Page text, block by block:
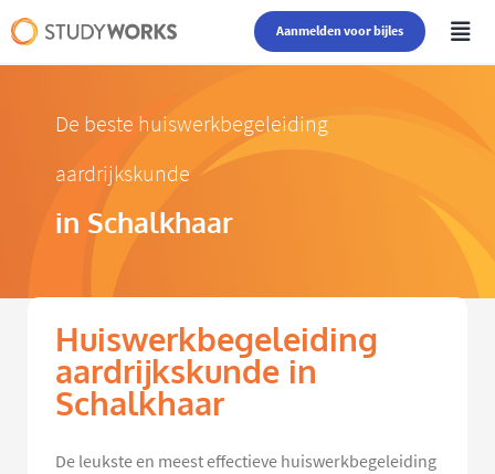
Aanmelden voor bijles
De beste huiswerkbegeleiding
aardrijkskunde
in Schalkhaar
Huiswerkbegeleiding
aardrijkskunde in
Schalkhaar
De leukste en meest effectieve huiswerkbegeleiding